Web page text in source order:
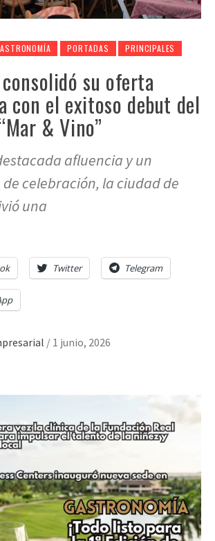
PORTADAS PRINCIPALES
su oferta
con el exitoso debut del
& Vino”
afluencia y un
celebración, la ciudad de
una
Twitter Telegram
/ 1 junio, 2026